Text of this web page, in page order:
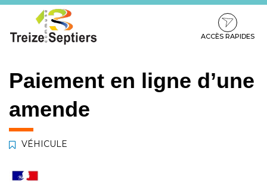
contenu
pied
ACCÈS RAPIDES
Paiement en ligne d’une
amende
VÉHICULE